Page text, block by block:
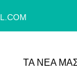
ΤΑ ΝΕΑ